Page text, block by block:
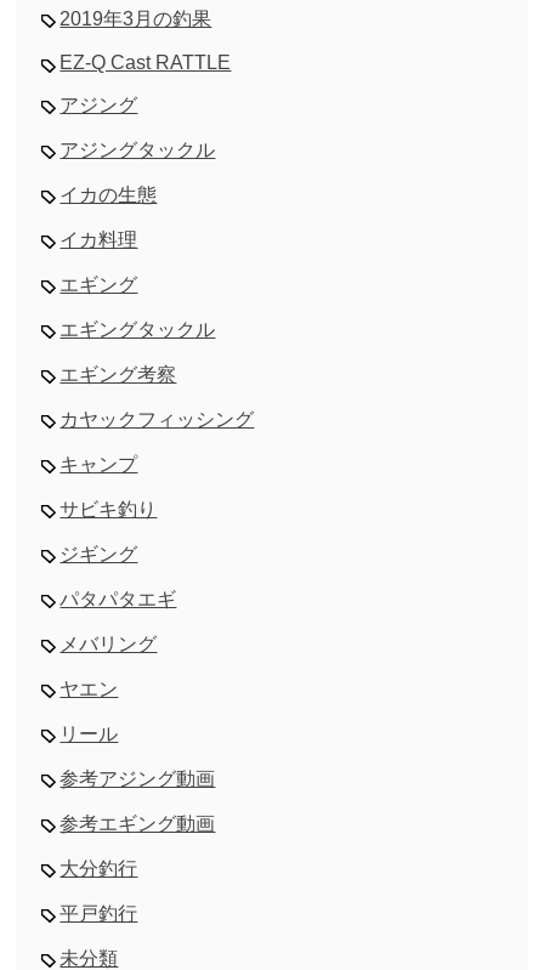
2019年3月の釣果
EZ-Q Cast RATTLE
アジング
アジングタックル
イカの生態
イカ料理
エギング
エギングタックル
エギング考察
カヤックフィッシング
キャンプ
サビキ釣り
ジギング
パタパタエギ
メバリング
ヤエン
リール
参考アジング動画
参考エギング動画
大分釣行
平戸釣行
未分類